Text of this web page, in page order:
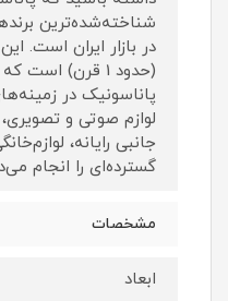
شناخته‌شده‌ترین
(حدود 1 قرن)
پاناسونیک در
لوازم صوتی و
جانبی رایانه،
گسترده‌ای را انجام
مشخصات
ابعاد